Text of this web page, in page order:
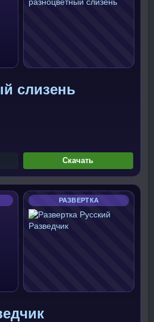
слизень
Скачать
РАЗВЕРТКА